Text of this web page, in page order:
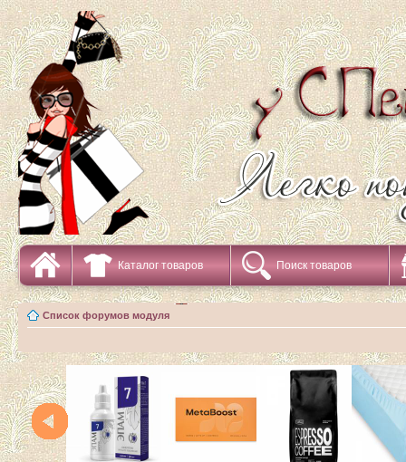
Каталог товаров Поиск товаров
Список форумов модуля